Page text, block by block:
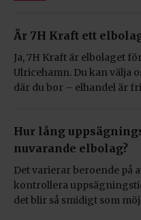
Är 7H Kraft ett
Ja, 7H Kraft är elbolaget
Ulricehamn. Du kan välja
där du bor – elhandel är
Hur lång
nuvarande elbolag?
Det varierar beroende på
kontrollera
det blir så smidigt som